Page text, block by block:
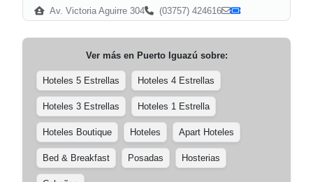
Av. Victoria Aguirre 304
(03757) 424616
Ver más en Puerto Iguazú sobre:
Hoteles 5 Estrellas Hoteles 4 Estrellas
Hoteles 3 Estrellas Hoteles 1 Estrella
Hoteles Boutique Hoteles Apart Hoteles
Bed & Breakfast Posadas Hosterias